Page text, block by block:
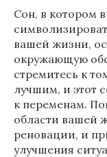
Сон, в котором
вашей жизни,
окружающую
стремитесь к
лучшим, и этот
к переменам.
области вашей
реновации, и
улучшения